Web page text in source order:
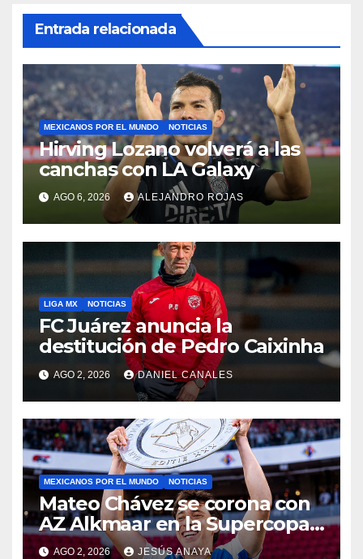
Entrada relacionada
MEXICANOS POR EL MUNDO NOTICIAS
Hirving Lozano volverá a las
canchas con LA Galaxy
AGO 6, 2026 ALEJANDRO ROJAS
LIGA MX NOTICIAS
FC Juárez anuncia la
destitución de Pedro Caixinha
AGO 2, 2026 DANIEL CANALES
MEXICANOS POR EL MUNDO NOTICIAS
Mateo Chávez se corona con
AZ Alkmaar en la Supercopa
de Países Bajos
AGO 2, 2026 JESÚS ANAYA